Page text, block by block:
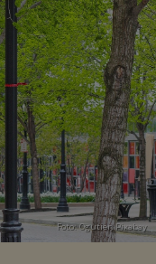
Foto: Ogutier,Pixabay